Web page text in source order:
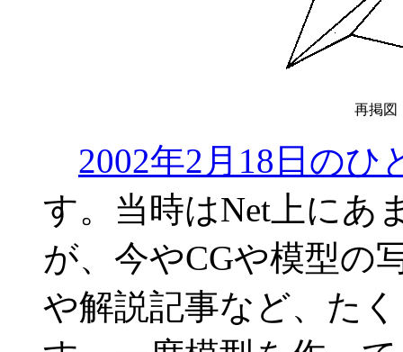
再掲図
2002年2月18日のひ
す。当時はNet上にあ
が、今やCGや模型の
や解説記事など、た